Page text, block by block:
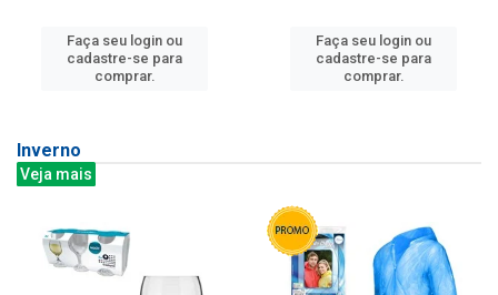
Faça seu login ou
cadastre-se para
comprar.
Faça seu login ou
cadastre-se para
comprar.
Inverno
Veja mais